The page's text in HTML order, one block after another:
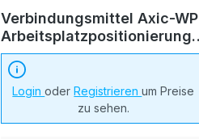
Verbindungsmittel Axic-WP
Arbeitsplatzpositionierung,
Nr. 47811
LoginoderRegistrierenum Preise
zu sehen.